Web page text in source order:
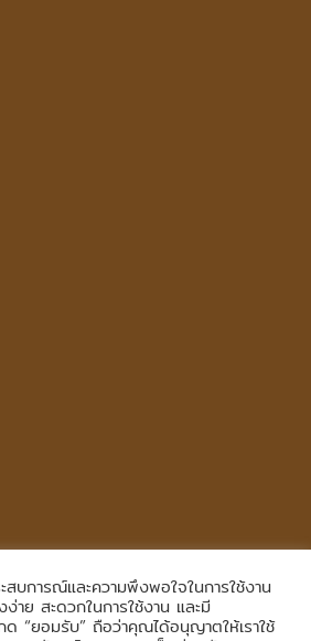
, All Rights Reserved.|เข้าสู่ระบบ
สบการณ์และความพึงพอใจในการใช้งาน
ง่าย สะดวกในการใช้งาน และมี
“ยอมรับ” ถือว่าคุณได้อนุญาตให้เราใช้